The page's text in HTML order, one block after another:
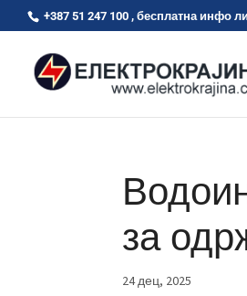
+387 51 247 100 , бесплатна инфо
за
24 дец, 2025